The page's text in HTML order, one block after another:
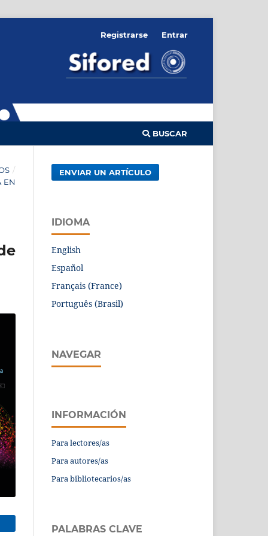
BUSCAR
Registrarse Entrar
/
EN
ENVIAR UN ARTÍCULO
IDIOMA
English
Español
Français (France)
Português (Brasil)
NAVEGAR
INFORMACIÓN
Para lectores/as
Para autores/as
Para bibliotecarios/as
PALABRAS CLAVE